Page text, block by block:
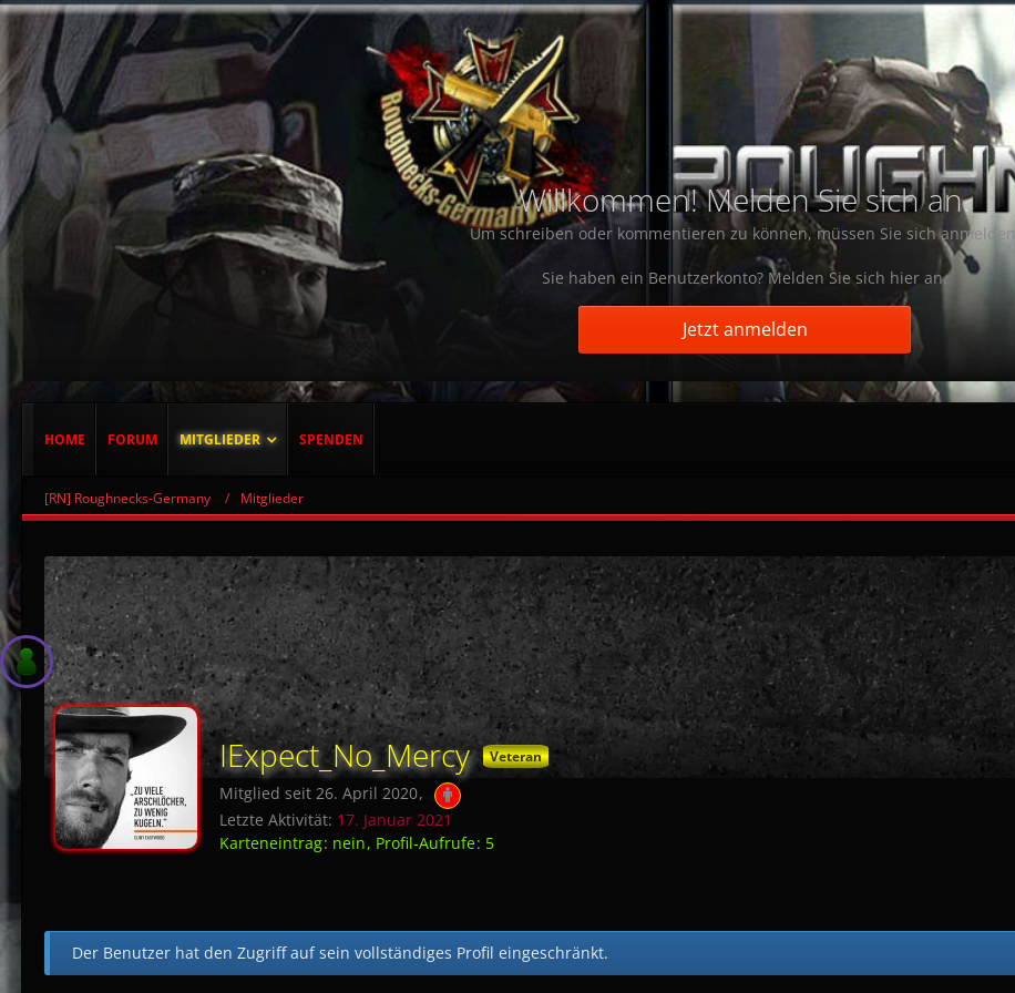
Willkommen! Melden Sie sich an.
Um schreiben oder kommentieren zu können, müssen Sie sich anmelden.
Sie haben ein Benutzerkonto? Melden Sie sich hier an.
Jetzt anmelden
HOME FORUM MITGLIEDER SPENDEN
[RN] Roughnecks-Germany Mitglieder
IExpect_No_Mercy Veteran
Mitglied seit 26. April 2020
Letzte Aktivität: 17. Januar 2021
Karteneintrag nein Profil-Aufrufe 5
Der Benutzer hat den Zugriff auf sein vollständiges Profil eingeschränkt.